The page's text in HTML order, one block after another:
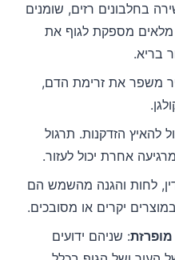
בחלבונים רזים, שומנים
מלאים מספקת לגוף את
בריא.
משפר את זרימת הדם,
להאיץ הזדקנות. תרגול
אחרת יכול לעזור.
לחות והגנה מהשמש הם
יקרים או מסובכים.
מופרזת: שניהם ידועים